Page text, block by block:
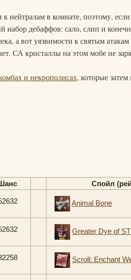
в комнате, поэтому, если
дебаффов: сало, слип и
а вот уязвимости к святым
СА кристаллы на этом мобе не
и некрополисах, которые
Спойл
Animal Bone
Greater Dye of
Scroll: Enchant